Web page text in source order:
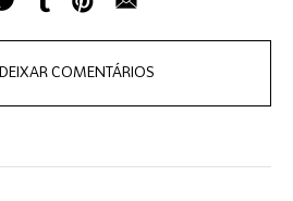
DEIXAR COMENTÁRIOS